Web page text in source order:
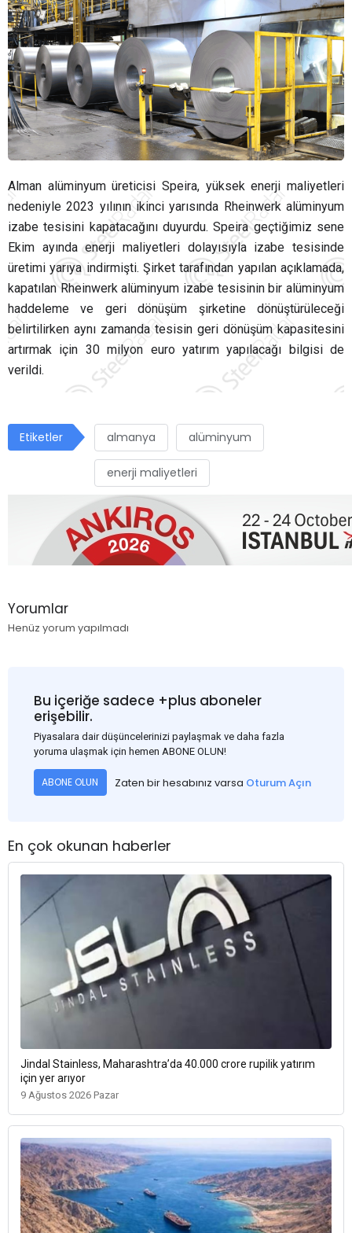
Alman alüminyum üreticisi Speira, yüksek enerji maliyetleri
nedeniyle 2023 yılının ikinci yarısında Rheinwerk alüminyum
izabe tesisini kapatacağını duyurdu. Speira geçtiğimiz sene
Ekim ayında enerji maliyetleri dolayısıyla izabe tesisinde
üretimi yarıya indirmişti. Şirket tarafından yapılan açıklamada,
kapatılan Rheinwerk alüminyum izabe tesisinin bir alüminyum
haddeleme ve geri dönüşüm şirketine dönüştürüleceği
belirtilirken aynı zamanda tesisin geri dönüşüm kapasitesini
artırmak için 30 milyon euro yatırım yapılacağı bilgisi de
verildi.
Etiketler almanya alüminyum
enerji maliyetleri
Yorumlar
Henüz yorum yapılmadı
Bu içeriğe sadece +plus aboneler
erişebilir.
Piyasalara dair düşüncelerinizi paylaşmak ve daha fazla
yoruma ulaşmak için hemen ABONE OLUN!
ABONE OLUN Zaten bir hesabınız varsa Oturum Açın
En çok okunan haberler
Jindal Stainless, Maharashtra’da 40.000 crore rupilik yatırım
için yer arıyor
9 Ağustos 2026 Pazar